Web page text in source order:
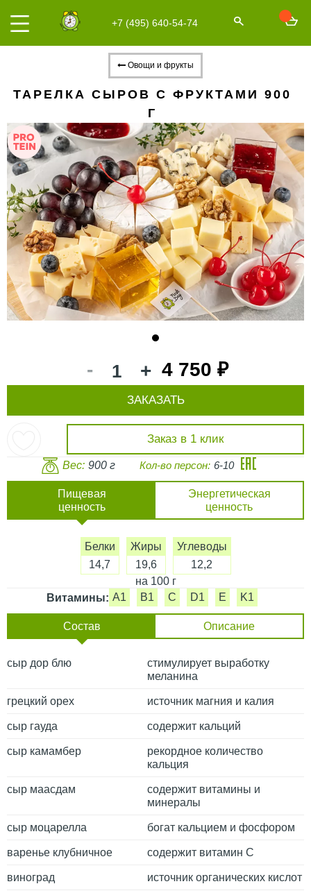
+7 (495) 640-54-74
Овощи и фрукты
ТАРЕЛКА СЫРОВ С ФРУКТАМИ 900
Г
- + 4 750 ₽
Заказ в 1 клик
ЗАКАЗАТЬ
Вес: 900 г Кол-во персон: 6-10
Пищевая
ценность
Энергетическая
ценность
Белки
14,7
Жиры
19,6
Углеводы
12,2
на 100 г
Витамины: A1 B1 C D1 E K1
Состав Описание
сыр дор блю
стимулирует выработку
меланина
грецкий орех источник магния и калия
сыр гауда содержит кальций
сыр камамбер
рекордное количество
кальция
сыр маасдам
содержит витамины и
минералы
сыр моцарелла богат кальцием и фосфором
варенье клубничное содержит витамин С
виноград источник органических кислот